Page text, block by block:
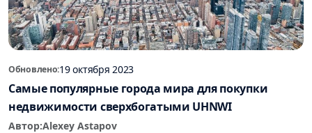
Обновлено:19 октября 2023
Самые популярные города мира для покупки
недвижимости сверхбогатыми UHNWI
Автор:Alexey Astapov